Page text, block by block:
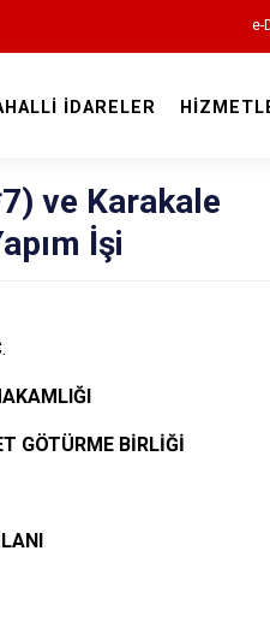
e-
Digor
İDARELER
ve Karakale
İşi
.
GÖTÜRME BİRLİĞİ